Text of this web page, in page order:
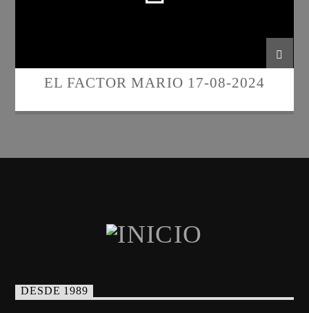
EL FACTOR MARIO 17-08-2024
DESDE 1989